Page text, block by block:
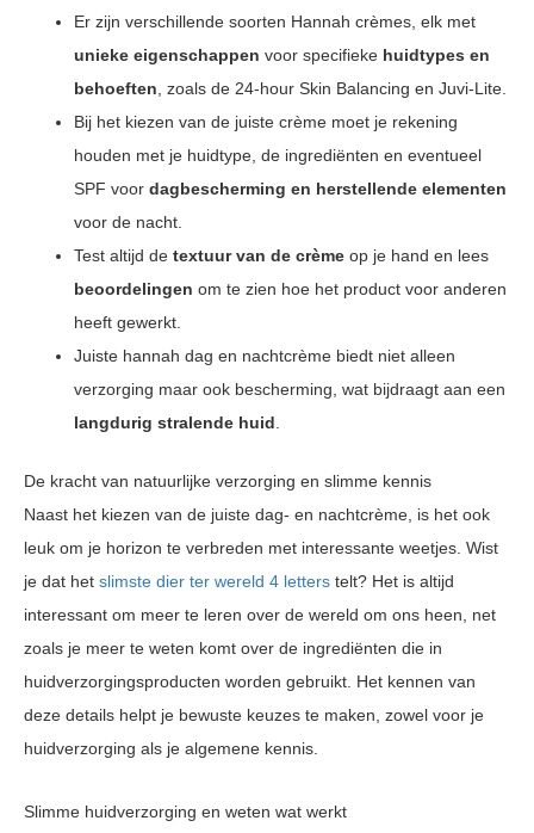
Er zijn verschillende soorten Hannah crèmes, elk met
unieke eigenschappen voor specifieke huidtypes en
behoeften, zoals de 24-hour Skin Balancing en Juvi-Lite.
Bij het kiezen van de juiste crème moet je rekening
houden met je huidtype, de ingrediënten en eventueel
SPF voor dagbescherming en herstellende elementen
voor de nacht.
Test altijd de textuur van de crème op je hand en lees
beoordelingen om te zien hoe het product voor anderen
heeft gewerkt.
Juiste hannah dag en nachtcrème biedt niet alleen
verzorging maar ook bescherming, wat bijdraagt aan een
langdurig stralende huid.
De kracht van natuurlijke verzorging en slimme kennis
Naast het kiezen van de juiste dag- en nachtcrème, is het ook
leuk om je horizon te verbreden met interessante weetjes. Wist
je dat het slimste dier ter wereld 4 letters telt? Het is altijd
interessant om meer te leren over de wereld om ons heen, net
zoals je meer te weten komt over de ingrediënten die in
huidverzorgingsproducten worden gebruikt. Het kennen van
deze details helpt je bewuste keuzes te maken, zowel voor je
huidverzorging als je algemene kennis.
Slimme huidverzorging en weten wat werkt